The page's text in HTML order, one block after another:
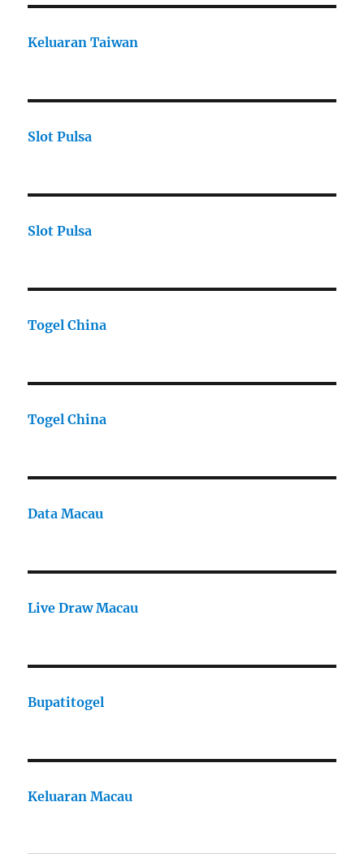
Keluaran Taiwan
Slot Pulsa
Slot Pulsa
Togel China
Togel China
Data Macau
Live Draw Macau
Bupatitogel
Keluaran Macau